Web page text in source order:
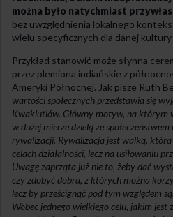
można było natychmiast
bez uwzględnienia lokalnego
wielu specyficznych dla danej
Przykład stanowić może słynna
przez plemiona indiańskie z
Ameryki Północnej. Jak pisze Ruth
wartości społecznych przedstawia się
Kwakiutlów. Główny motyw, na którym
w dużej mierze dzielą ze
rywalizacji. Rywalizacja jest walką,
celach działalności, lecz na usiłowaniu
Uwagę zaprząta już nie to, żeby dać
czy zdobyć dobra, z których można
lecz by prześcignąć pod tym względem
Wobec jednego wielkiego celu, jakim jest